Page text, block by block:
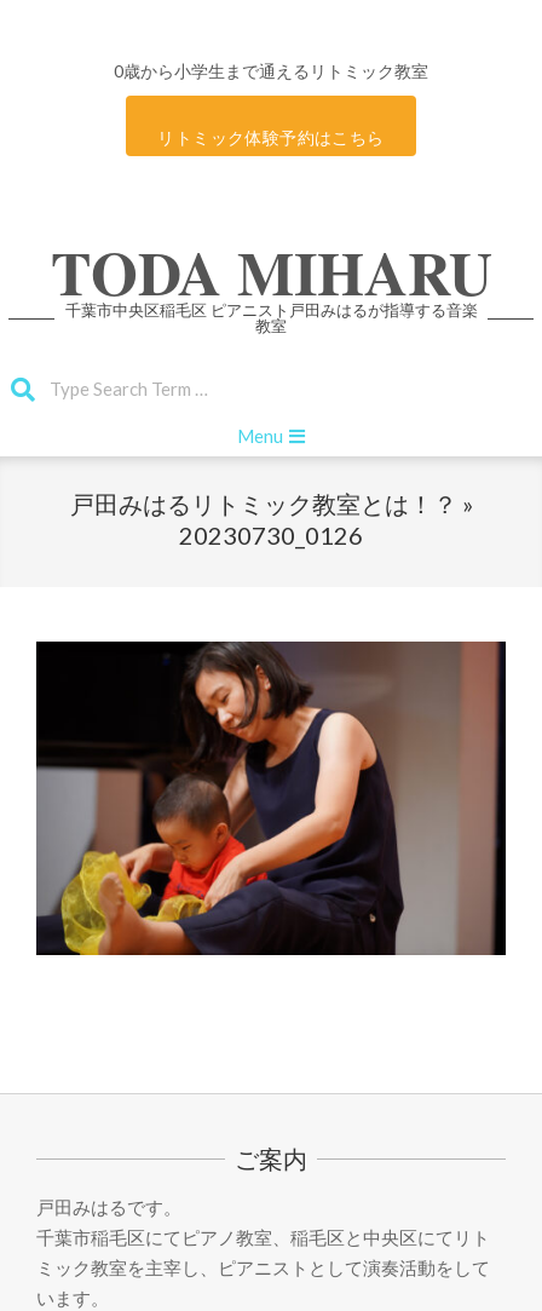
0歳から小学生まで通えるリトミック教室
リトミック体験予約はこちら
TODA MIHARU
千葉市中央区稲毛区 ピアニスト戸田みはるが指導する音楽
教室
Navigation
Menu
戸田みはるリトミック教室とは！？ »
20230730_0126
07-
ご案内
戸田みはるです。
千葉市稲毛区にてピアノ教室、稲毛区と中央区にてリト
ミック教室を主宰し、ピアニストとして演奏活動をして
います。